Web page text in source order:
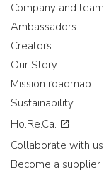
Company and team
Ambassadors
Creators
Our Story
Mission roadmap
Sustainability
Ho.Re.Ca.
Collaborate with us
Become a supplier